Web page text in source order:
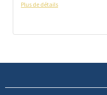
Plus de détails